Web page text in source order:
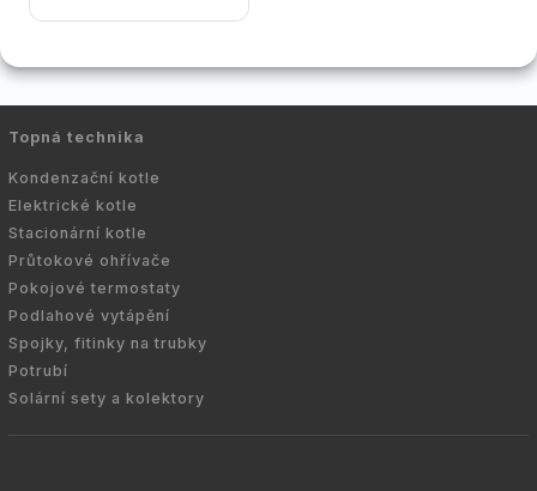
Topná technika
Kondenzační kotle
Elektrické kotle
Stacionární kotle
Průtokové ohřívače
Pokojové termostaty
Podlahové vytápění
Spojky, fitinky na trubky
Potrubí
Solární sety a kolektory